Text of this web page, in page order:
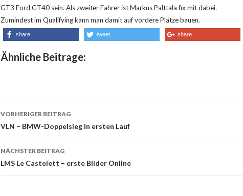
GT3 Ford GT40 sein. Als zweiter Fahrer ist Markus Palttala fix mit dabei.
Zumindest im Qualifying kann man damit auf vordere Plätze bauen.
share tweet share
Ähnliche Beitrage:
Beitrags-
Navigation
VORHERIGER BEITRAG
VLN – BMW-Doppelsieg in ersten Lauf
NÄCHSTER BEITRAG
LMS Le Castelett – erste Bilder Online